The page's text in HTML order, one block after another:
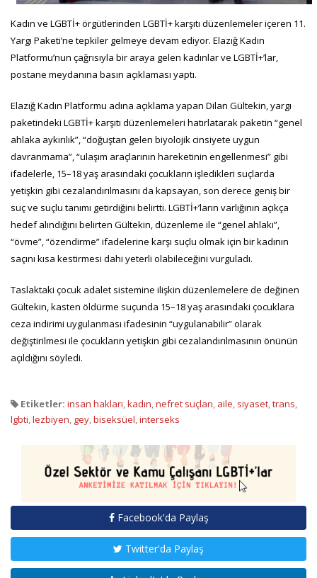
Kadın ve LGBTİ+ örgütlerinden LGBTİ+ karşıtı düzenlemeler içeren 11.
Yargı Paketi’ne tepkiler gelmeye devam ediyor. Elazığ Kadın
Platformu’nun çağrısıyla bir araya gelen kadınlar ve LGBTİ+’lar,
postane meydanına basın açıklaması yaptı.
Elazığ Kadın Platformu adına açıklama yapan Dilan Gültekin, yargı
paketindeki LGBTİ+ karşıtı düzenlemeleri hatırlatarak paketin “genel
ahlaka aykırılık”, “doğuştan gelen biyolojik cinsiyete uygun
davranmama”, “ulaşım araçlarının hareketinin engellenmesi” gibi
ifadelerle, 15–18 yaş arasındaki çocukların işledikleri suçlarda
yetişkin gibi cezalandırılmasını da kapsayan, son derece geniş bir
suç ve suçlu tanımı getirdiğini belirtti. LGBTİ+’ların varlığının açıkça
hedef alındığını belirten Gültekin, düzenleme ile “genel ahlakı”,
“övme”, “özendirme” ifadelerine karşı suçlu olmak için bir kadının
saçını kısa kestirmesi dahi yeterli olabileceğini vurguladı.
Taslaktaki çocuk adalet sistemine ilişkin düzenlemelere de değinen
Gültekin, kasten öldürme suçunda 15–18 yaş arasındaki çocuklara
ceza indirimi uygulanması ifadesinin “uygulanabilir” olarak
değiştirilmesi ile çocukların yetişkin gibi cezalandırılmasının önünün
açıldığını söyledi.
Etiketler: insan hakları,kadın,nefret suçları, aile, siyaset,trans,
lgbti,lezbiyen, gey,biseksüel,interseks
Facebook'da Paylaş
Twitter'da Paylaş